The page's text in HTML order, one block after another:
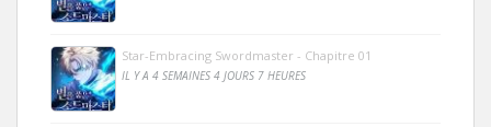
Star-Embracing Swordmaster - Chapitre 01
IL Y A 4 SEMAINES 4 JOURS 7 HEURES